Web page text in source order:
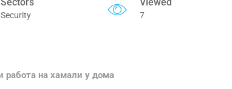
Security 7
работа на хамали у дома